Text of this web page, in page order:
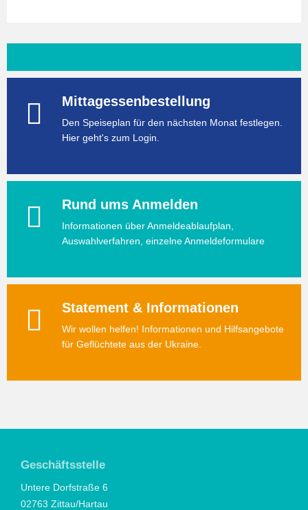
Mittagessenbestellung
Den Speiseplan für den nächsten Monat festlegen.
Hier geht's zum Login.
Rund ums Anmelden
Informationen über Anmeldeablaufplan,
Auswahlverfahren, einzelne Anmeldeformulare
Statement & Informationen
Wir wollen helfen! Informationen und Hilfsangebote
für Geflüchtete aus der Ukraine.
Geschäftsstelle
Untere Dorfstraße 6
02763 Zittau/Hartau